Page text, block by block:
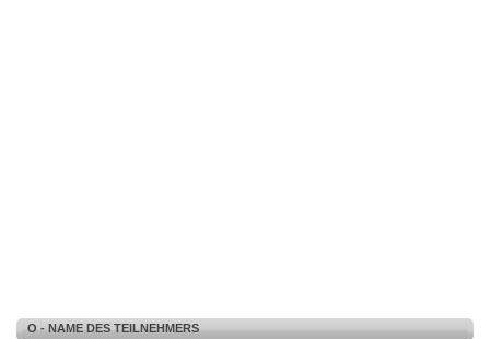
O - NAME DES TEILNEHMERS